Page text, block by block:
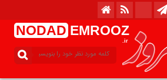
NODAD EMROOZ
.ir